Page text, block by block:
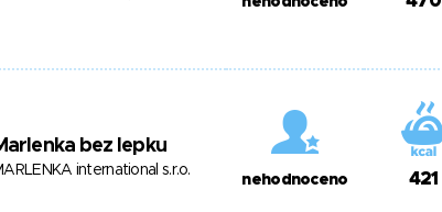
bez lepku
international s.r.o.
nehodnoceno 421